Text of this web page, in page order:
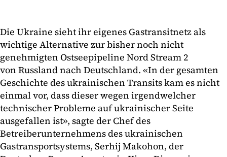
Die Ukraine sieht ihr eigenes Gastransitnetz als
wichtige Alternative zur bisher noch nicht
genehmigten Ostseepipeline Nord Stream 2
von Russland nach Deutschland. «In der gesamten
Geschichte des ukrainischen Transits kam es nicht
einmal vor, dass dieser wegen irgendwelcher
technischer Probleme auf ukrainischer Seite
ausgefallen ist», sagte der Chef des
Betreiberunternehmens des ukrainischen
Gastransportsystems, Serhij Makohon, der